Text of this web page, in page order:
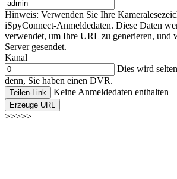
Hinweis: Verwenden Sie Ihre
iSpyConnect-Anmeldedaten. Diese Daten
verwendet, um Ihre URL zu generieren, und
Server gesendet.
Kanal
Dies wird
denn, Sie haben einen DVR.
Teilen-Link Keine Anmeldedaten enthalten
Erzeuge URL
>>>>>